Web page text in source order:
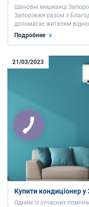
Шановні мешканці
Запоріжжя разом з
допомагає жителям
російської агресії. На
міста та села України
Подробнее
21/03/2023
Купити кондиціонер у
Одним із сучасних